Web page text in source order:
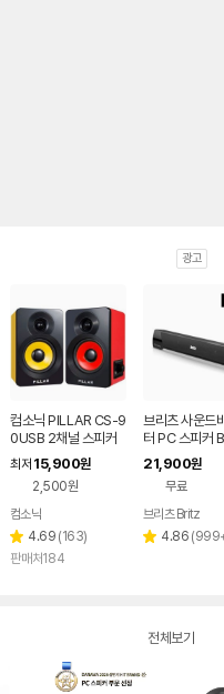
광고
컴소닉 PILLAR CS-9
0USB 2채널 스피커
최저 15,900원
2,500원
컴소닉
별
점
4.69 리
뷰
(163)
판매처184
브리츠 사운드
터 PC 스피커
21,900원
무료
브리츠 Britz
별 4.86 리
(
전체보기